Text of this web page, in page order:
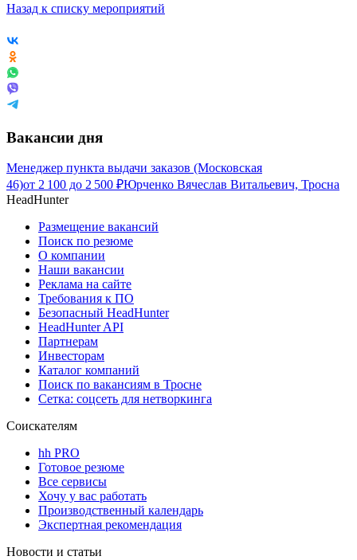
Назад к списку мероприятий
Вакансии дня
Менеджер пункта выдачи заказов (Московская
46)от 2 100 до 2 500 ₽Юрченко Вячеслав Витальевич, Тросна
HeadHunter
Размещение вакансий
Поиск по резюме
О компании
Наши вакансии
Реклама на сайте
Требования к ПО
Безопасный HeadHunter
HeadHunter API
Партнерам
Инвесторам
Каталог компаний
Поиск по вакансиям в Тросне
Сетка: соцсеть для нетворкинга
Соискателям
hh PRO
Готовое резюме
Все сервисы
Хочу у вас работать
Производственный календарь
Экспертная рекомендация
Новости и статьи